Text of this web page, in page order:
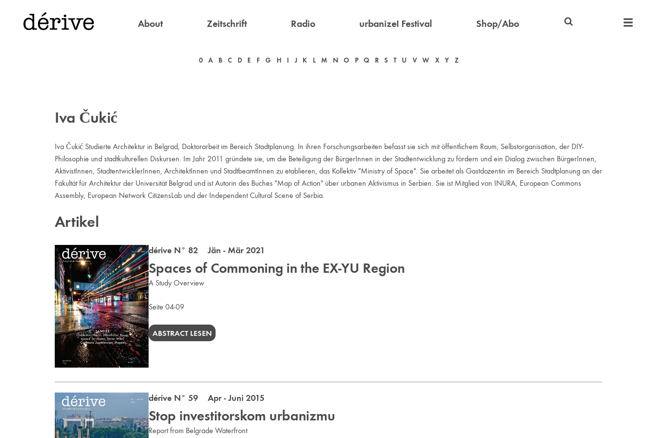
About Zeitschrift Radio urbanize! Festival Shop/Abo
0 A B C D E F G H I J K L M N O P Q R S T U V W X Y Z
Iva Čukić
Iva Čukić Studierte Architektur in Belgrad, Doktorarbeit im Bereich Stadtplanung. In ihren Forschungsarbeiten befasst sie sich mit öffentlichem Raum, Selbstorganisation, der DIY-
Philosophie und stadtkulturellen Diskursen. Im Jahr 2011 gründete sie, um die Beteiligung der BürgerInnen in der Stadtentwicklung zu fördern und ein Dialog zwischen BürgerInnen,
AktivistInnen, StadtentwicklerInnen, ArchitektInnen und StadtbeamtInnen zu etablieren, das Kollektiv "Ministry of Space". Sie arbeitet als Gastdozentin im Bereich Stadtplanung an der
Fakultät für Architektur der Universität Belgrad und ist Autorin des Buches "Map of Action" über urbanen Aktivismus in Serbien. Sie ist Mitglied von INURA, European Commons
Assembly, European Network CitizensLab und der Independent Cultural Scene of Serbia.
Artikel
dérive N° 82 Jän - Mär 2021
Spaces of Commoning in the EX-YU Region
A Study Overview
Seite 04-09
ABSTRACT LESEN
dérive N° 59 Apr - Juni 2015
Stop investitorskom urbanizmu
Report from Belgrade Waterfront